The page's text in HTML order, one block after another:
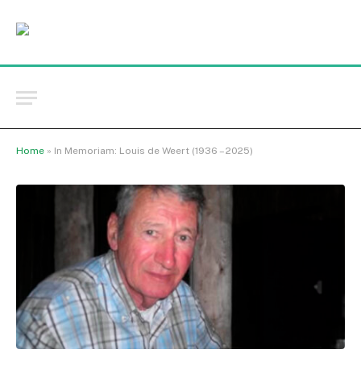
Home » In Memoriam: Louis de Weert (1936 – 2025)